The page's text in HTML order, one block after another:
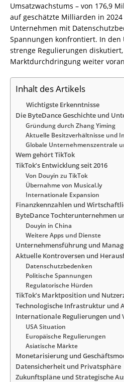
Umsatzwachstums – von 176,9
auf geschätzte Milliarden in 2024
Unternehmen mit
Spannungen konfrontiert. In den
strenge Regulierungen
Marktdurchdringung weiter
Inhalt des Artikels
Wichtigste Erkenntnisse
Die ByteDance Geschichte und
Gründung durch Zhang Yiming
Aktuelle Besitzverhältnisse und
Globale Unternehmenszentrale
Wem gehört TikTok
TikTok’s Entwicklung seit 2016
Von Douyin zu TikTok
Übernahme von Musical.ly
Internationale Expansion
Finanzkennzahlen und
ByteDance Tochterunternehmen
Douyin in China
Weitere Apps und Dienste
Unternehmensführung und
Aktuelle Kontroversen und
Datenschutzbedenken
Politische Spannungen
Regulatorische Hürden
TikTok’s Marktposition und
Technologische Infrastruktur und
Internationale Regulierungen und
USA Situation
Europäische Regulierungen
Asiatische Märkte
Monetarisierung und
Datensicherheit und Privatsphäre
Zukunftspläne und Strategische